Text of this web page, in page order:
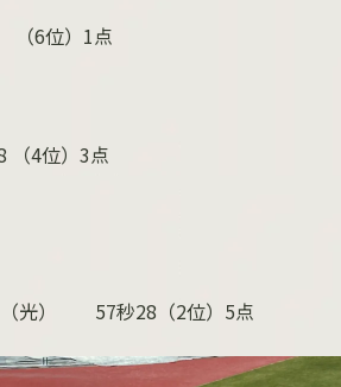
6位） 1点
（4位） 3点
（光） 57秒28 （2位） 5点